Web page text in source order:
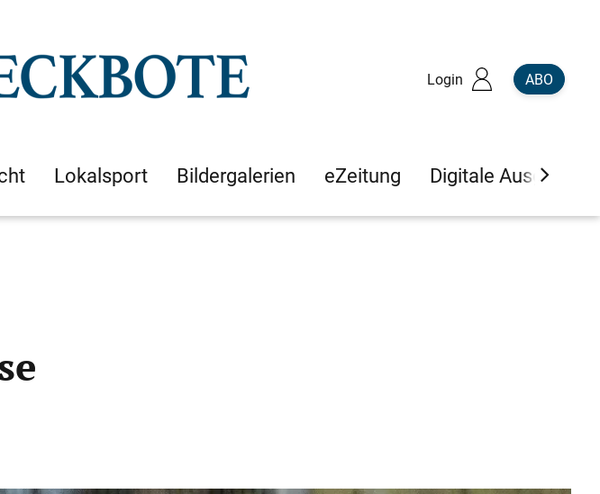
Login ABO
Lokalsport Bildergalerien eZeitung Digitale Ausgaben